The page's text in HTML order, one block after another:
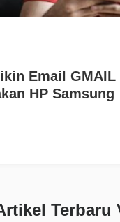
Email GMAIL
HP Samsung
Terbaru